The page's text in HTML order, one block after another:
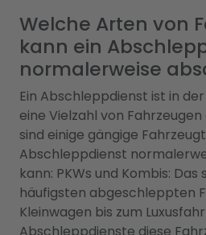
Welche Arten von
kann ein
normalerweise
Ein Abschleppdienst ist in
eine Vielzahl von
sind einige gängige
Abschleppdienst
kann: PKWs und Kombis: Das
häufigsten abgeschleppten
Kleinwagen bis zum